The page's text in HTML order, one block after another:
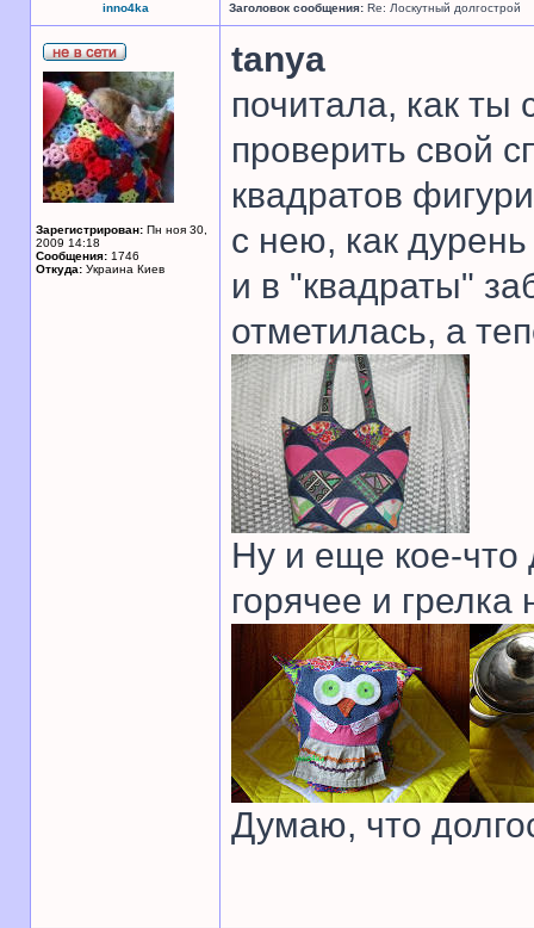
inno4ka Заголовок сообщения: Re: Лоскутный долгострой
Зарегистрирован: Пн ноя 30,
2009 14:18
Сообщения: 1746
Откуда: Украина Киев
tanya
почитала, как
проверить свой
квадратов
с нею, как
и в "квадраты"
отметилась, а
Ну и еще кое-что
горячее и грелка
Думаю, что